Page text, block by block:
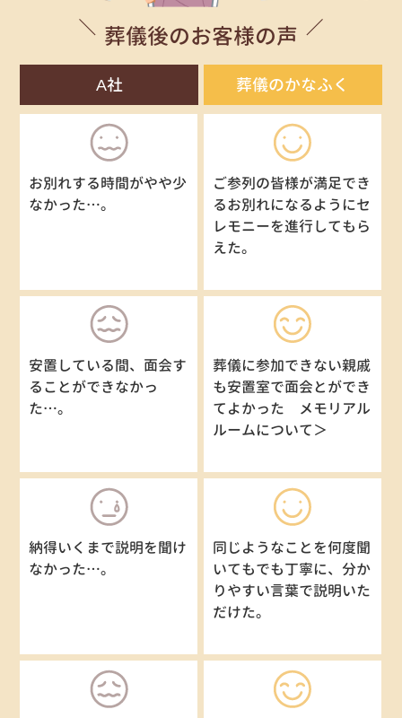
葬儀後のお客様の声
A社
お別れする時間がやや少
なかった…。
安置している間、面会す
ることができなかっ
た…。
納得いくまで説明を聞け
なかった…。
葬儀のかなふく
ご参列の皆様が満足でき
るお別れになるようにセ
レモニーを進行してもら
えた。
葬儀に参加できない親戚
も安置室で面会とができ
てよかった メモリアル
ルームについて＞
同じようなことを何度聞
いてもでも丁寧に、分か
りやすい言葉で説明いた
だけた。